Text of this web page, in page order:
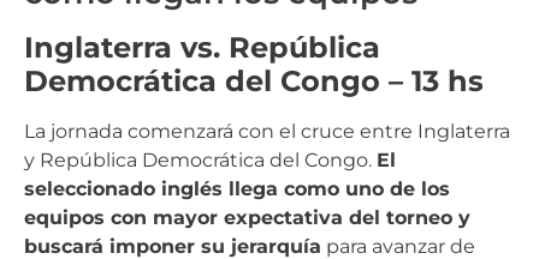
Inglaterra vs. República
Democrática del Congo – 13 hs
La jornada comenzará con el cruce entre Inglaterra
y República Democrática del Congo. El
seleccionado inglés llega como uno de los
equipos con mayor expectativa del torneo y
buscará imponer su jerarquía para avanzar de